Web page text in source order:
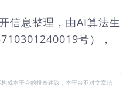
信息整理，由AI算法生
号），
成本平台的投资建议，本平台不对文章信